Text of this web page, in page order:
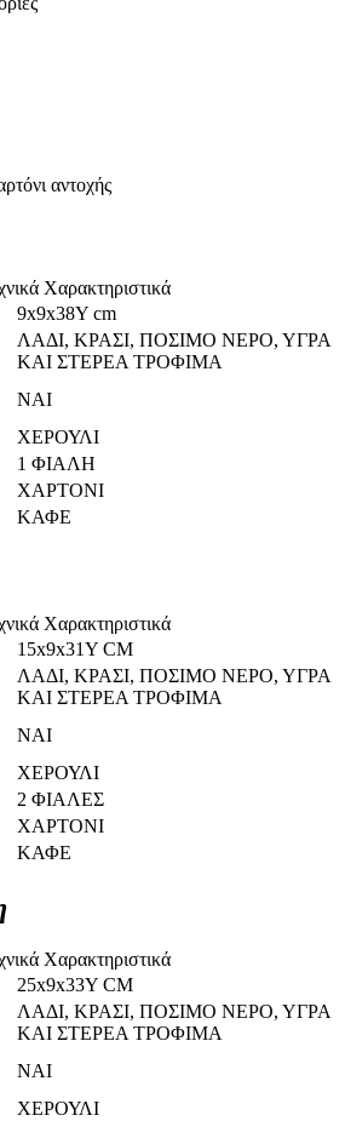
αντοχής
Χαρακτηριστικά
9x9x38Y cm
ΛΑΔΙ, ΚΡΑΣΙ, ΠΟΣΙΜΟ ΝΕΡΟ, ΥΓΡΑ
ΚΑΙ ΣΤΕΡΕΑ ΤΡΟΦΙΜΑ
ΝΑΙ
ΧΕΡΟΥΛΙ
1 ΦΙΑΛΗ
ΧΑΡΤΟΝΙ
ΚΑΦΕ
Χαρακτηριστικά
15x9x31Y CM
ΛΑΔΙ, ΚΡΑΣΙ, ΠΟΣΙΜΟ ΝΕΡΟ, ΥΓΡΑ
ΚΑΙ ΣΤΕΡΕΑ ΤΡΟΦΙΜΑ
ΝΑΙ
ΧΕΡΟΥΛΙ
2 ΦΙΑΛΕΣ
ΧΑΡΤΟΝΙ
ΚΑΦΕ
Χαρακτηριστικά
25x9x33Y CM
ΛΑΔΙ, ΚΡΑΣΙ, ΠΟΣΙΜΟ ΝΕΡΟ, ΥΓΡΑ
ΚΑΙ ΣΤΕΡΕΑ ΤΡΟΦΙΜΑ
ΝΑΙ
ΧΕΡΟΥΛΙ